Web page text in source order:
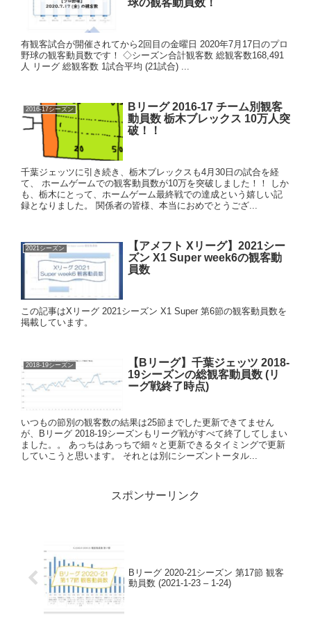
有観客試合が開催されてから2回目の金曜日 2020年7月17日のプロ
野球の観客動員数です！ ◇シーズン合計観客数 総観客数168,491
人 リーグ 総観客数 1試合平均 (21試合) ...
2016-17シーズン
Bリーグ 2016-17 チーム別観客
動員数 栃木ブレックス 10万人突
破！！
千葉ジェッツに引き続き、栃木ブレックスも4月30日の試合を経
て、 ホームゲームでの観客動員数が10万を突破しました！！ しか
も、栃木にとって、ホームゲーム最終戦での達成という嬉しい記
録となりました。 関係者の皆様、本当におめでとうござ...
2021シーズン
【アメフト Xリーグ】2021シー
ズン X1 Super week6の観客動
員数
この記事はXリーグ 2021シーズン X1 Super 第6節の観客動員数を
掲載しています。
2018-19シーズン
【Bリーグ】千葉ジェッツ 2018-
19シーズンの総観客動員数 (リ
ーグ戦終了時点)
いつもの節別の観客数の結果は25節までした更新できてません
が、Bリーグ 2018-19シーズンもリーグ戦がすべて終了してしまい
ました。。 あっちはあっちで細々と更新できるタイミングで更新
していこうと思います。 それとは別にシーズントータル...
スポンサーリンク
Bリーグ 2020-21シーズン 第17節 観客
動員数 (2021-1-23 – 1-24)